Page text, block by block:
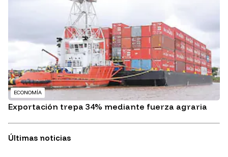
ECONOMÍA
Exportación trepa 34% mediante fuerza agraria
Últimas noticias